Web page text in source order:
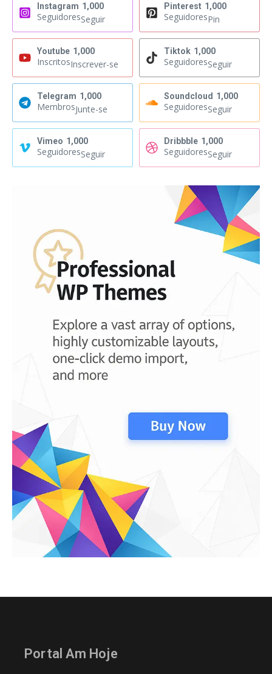
Instagram 1,000
SeguidoresSeguir
Pinterest 1,000
SeguidoresPin
Youtube 1,000
InscritosInscrever-se
Tiktok 1,000
SeguidoresSeguir
Telegram 1,000
MembrosJunte-se
Soundcloud 1,000
SeguidoresSeguir
Vimeo 1,000
SeguidoresSeguir
Dribbble 1,000
SeguidoresSeguir
Portal Am Hoje